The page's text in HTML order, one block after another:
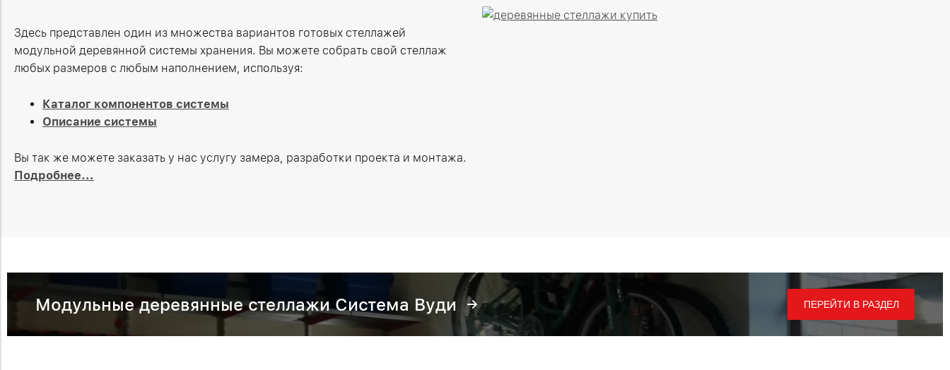
Здесь представлен один из множества вариантов готовых стеллажей
модульной деревянной системы хранения. Вы можете собрать свой стеллаж
любых размеров с любым наполнением, используя:
Каталог компонентов системы
Описание системы
Вы так же можете заказать у нас услугу замера, разработки проекта и монтажа.
Подробнее...
Модульные деревянные стеллажи Система Вуди ПЕРЕЙТИ В РАЗДЕЛ